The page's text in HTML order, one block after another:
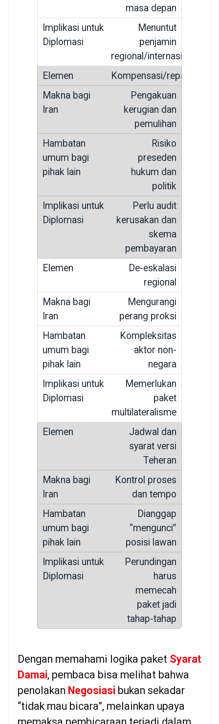
masa depan
Menuntut
penjamin
regional/internasional
Kompensasi/reparasi
Pengakuan
kerugian dan
pemulihan
Risiko
preseden
hukum dan
politik
Perlu audit
kerusakan dan
skema
pembayaran
De-eskalasi
regional
Mengurangi
perang proksi
Kompleksitas
aktor non-
negara
Memerlukan
paket
multilateralisme
Jadwal dan
syarat versi
Teheran
Kontrol proses
dan tempo
Dianggap
“mengunci”
posisi lawan
Perundingan
harus
memecah
paket jadi
tahap-tahap
Dengan memahami logika paket Syarat
Damai, pembaca bisa melihat bahwa
penolakan Negosiasi bukan sekadar
“tidak mau bicara”, melainkan upaya